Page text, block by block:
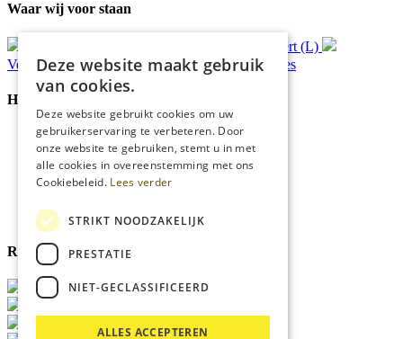
Waar wij voor staan
Ophalen in Echt of Weert (L)
Verzondenbinnen 48 uur* Persoonlijk advies
Handige Links
Home
Klantenservice
Over ons
Blog
Cookies
Reviewmerk
Deze website maakt gebruik
van cookies.
Deze website gebruikt cookies om uw
gebruikerservaring te verbeteren. Door
onze website te gebruiken, stemt u in met
alle cookies in overeenstemming met ons
Cookiebeleid. Lees verder
STRIKT NOODZAKELIJK
PRESTATIE
NIET-GECLASSIFICEERD
ALLES ACCEPTEREN